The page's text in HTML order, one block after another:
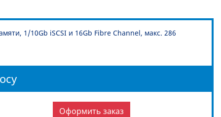
1/10Gb iSCSI и 16Gb Fibre Channel, макс. 286
Оформить заказ